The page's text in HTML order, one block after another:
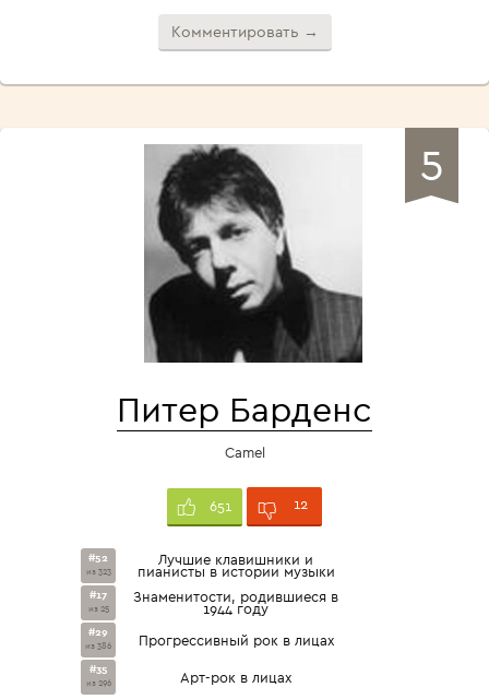
Комментировать →
5
Питер Барденс
Camel
651 12
#52
из 323
Лучшие клавишники и
пианисты в истории музыки
#17
из 25
Знаменитости, родившиеся в
1944 году
#29
из 386 Прогрессивный рок в лицах
#35
из 296 Арт-рок в лицах